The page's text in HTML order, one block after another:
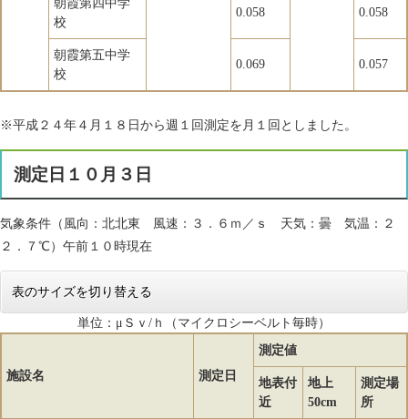
朝霞第四中学
校
0.058 0.058
朝霞第五中学
校
0.069 0.057
※平成２４年４月１８日から週１回測定を月１回としました。
測定日１０月３日
気象条件（風向：北北東 風速：３．６ｍ／ｓ 天気：曇 気温：２
２．７℃）午前１０時現在
表のサイズを切り替える
単位：μＳｖ/ｈ（マイクロシーベルト毎時）
施設名 測定日
測定値
地表付
近
地上
50cm
測定場
所